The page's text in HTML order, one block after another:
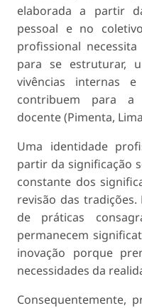
elaborada a partir
pessoal e no
profissional
para se estruturar,
vivências internas
contribuem para a
docente (Pimenta,
Uma identidade
partir da significação
constante dos
revisão das
de práticas
permanecem
inovação porque
necessidades da
Consequentemente,